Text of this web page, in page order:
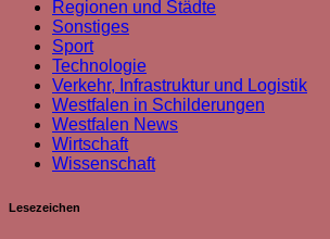
Regionen und Städte
Sonstiges
Sport
Technologie
Verkehr, Infrastruktur und Logistik
Westfalen in Schilderungen
Westfalen News
Wirtschaft
Wissenschaft
Lesezeichen